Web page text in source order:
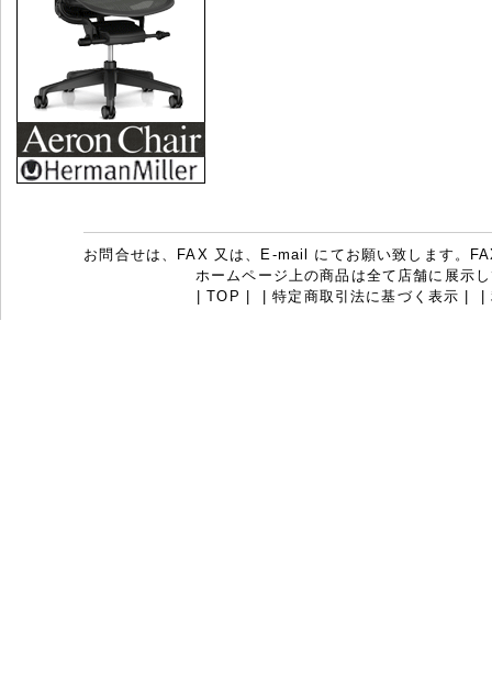
お問合せは、FAX 又は、E-mail にてお願い致します。
ホームページ上の商品は全て店舗に展示
|TOP |特定商取引法に基づく表示 |